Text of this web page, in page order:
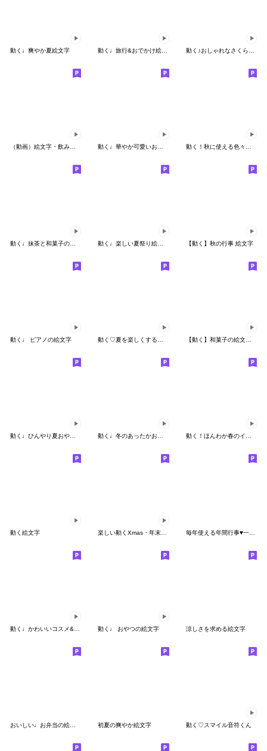
動く♩爽やか夏絵文字
（動画）絵文字・飲み物と食べ物・続編 動く♩華やか可愛いお花絵文字 動く！秋に使える色々絵文字
【動く】秋の行事 絵文字
動く♩ ピアノの絵文字 【動く】和菓子の絵文字 和sweets
動く♩ひんやり夏おやつ絵文字 動く♩冬のあったかおいしい絵文字 動く！ほんわか春のイベント絵文字
動く絵文字 毎年使える年間行事♥一年中がおめでとう☆
動く♩ おやつの絵文字 涼しさを求める絵文字
おいしい♩お弁当の絵文字 初夏の爽やか絵文字 動く♡スマイル音符くん